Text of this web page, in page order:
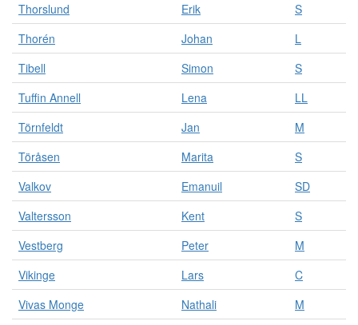
Thorslund
Erik
S
Thorén
Johan
L
Tibell
Simon
S
Tuffin Annell
Lena
LL
Törnfeldt
Jan
M
Töråsen
Marita
S
Valkov
Emanuil
SD
Valtersson
Kent
S
Vestberg
Peter
M
Vikinge
Lars
C
Vivas Monge
Nathali
M